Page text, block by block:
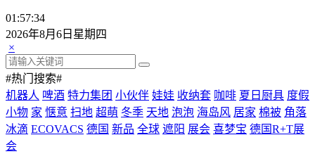
01:57:35
2026年8月6日星期四
×
#热门搜索#
机器人 啤酒 特力集团 小伙伴 娃娃 收纳套 咖啡 夏日厨具 度假
小物 家 惬意 扫地 超萌 冬季 天地 泡泡 海岛风 居家 棉被 角落
冰滴 ECOVACS 德国 新品 全球 遮阳 展会 喜梦宝 德国R+T展
会